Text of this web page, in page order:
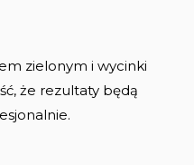
zielonym i wycinki
że rezultaty będą